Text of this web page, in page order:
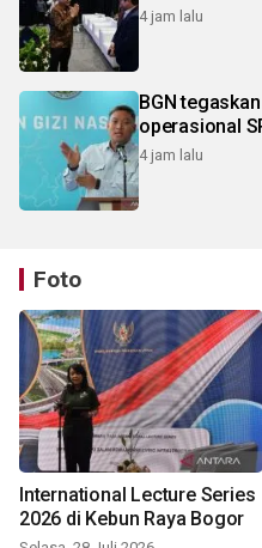
4 jam lalu
BGN
operasional
4 jam lalu
Foto
International Lecture Series
2026 di Kebun Raya Bogor